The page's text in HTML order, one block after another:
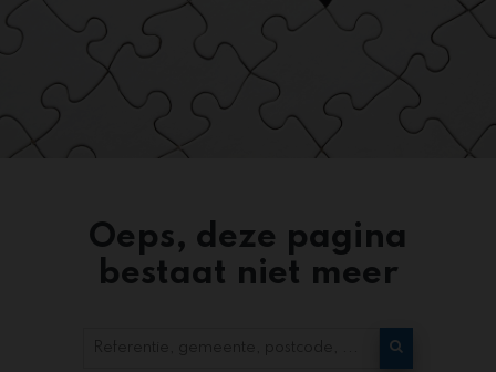
Oeps, deze pagina
bestaat niet meer